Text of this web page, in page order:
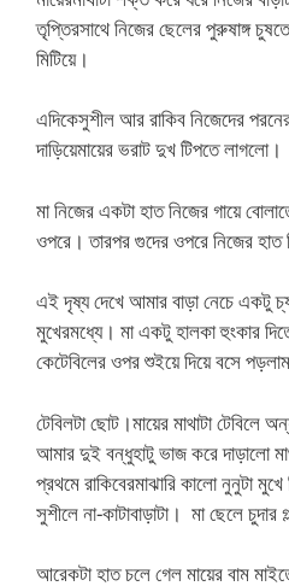
তৃপ্তিরসাথে নিজের ছেলের পুরুষাঙ্গ
মিটিয়ে।
এদিকেসুশীল আর রাকিব নিজেদের
দাড়িয়েমায়ের ভরাট দুখ টিপতে লাগলো।
মা নিজের একটা হাত নিজের গায়ে
ওপরে। তারপর গুদের ওপরে নিজের হাত
এই দৃষ্য দেখে আমার বাড়া নেচে একটু
মুখেরমধ্যে। মা একটু হালকা হুংকার
কেটেবিলের ওপর শুইয়ে দিয়ে বসে
টেবিলটা ছোট।মায়ের মাথাটা টেবিলে
আমার দুই বন্ধুহাটু ভাজ করে দাড়ালো
প্রথমে রাকিবেরমাঝারি কালো নুনুটা
সুশীলে না-কাটাবাড়াটা। মা ছেলে চুদার
আরেকটা হাত চলে গেল মায়ের বাম